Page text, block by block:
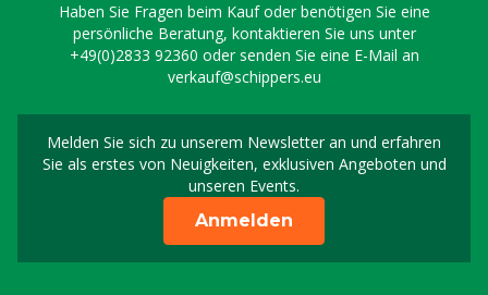
Haben Sie Fragen beim Kauf oder benötigen Sie eine
persönliche Beratung, kontaktieren Sie uns unter
+49(0)2833 92360 oder senden Sie eine E-Mail an
verkauf@schippers.eu
Melden Sie sich zu unserem Newsletter an und erfahren
Sie als erstes von Neuigkeiten, exklusiven Angeboten und
unseren Events.
Melden Sie sich für
Anmelden